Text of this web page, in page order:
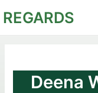
auREGARDS
Deena